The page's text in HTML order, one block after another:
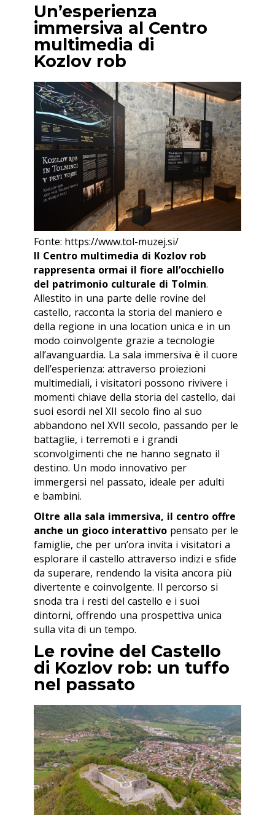
Un’esperienza
immersiva al Centro
multimedia di
Kozlov rob
Fonte: https://www.tol-muzej.si/
Il Centro multimedia di Kozlov rob
rappresenta ormai il fiore all’occhiello
del patrimonio culturale di Tolmin.
Allestito in una parte delle rovine del
castello, racconta la storia del maniero e
della regione in una location unica e in un
modo coinvolgente grazie a tecnologie
all’avanguardia. La sala immersiva è il cuore
dell’esperienza: attraverso proiezioni
multimediali, i visitatori possono rivivere i
momenti chiave della storia del castello, dai
suoi esordi nel XII secolo fino al suo
abbandono nel XVII secolo, passando per le
battaglie, i terremoti e i grandi
sconvolgimenti che ne hanno segnato il
destino. Un modo innovativo per
immergersi nel passato, ideale per adulti
e bambini.
Oltre alla sala immersiva, il centro offre
anche un gioco interattivo pensato per le
famiglie, che per un’ora invita i visitatori a
esplorare il castello attraverso indizi e sfide
da superare, rendendo la visita ancora più
divertente e coinvolgente. Il percorso si
snoda tra i resti del castello e i suoi
dintorni, offrendo una prospettiva unica
sulla vita di un tempo.
Le rovine del Castello
di Kozlov rob: un tuffo
nel passato